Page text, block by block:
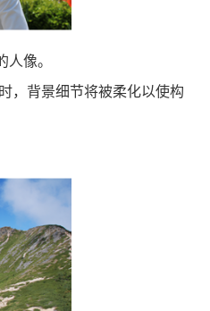
像。
，背景细节将被柔化以使构